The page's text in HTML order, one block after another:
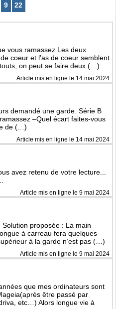
9 22
vous ramassez Les deux
coeur et l’as de coeur semblent
on peut se faire deux (…)
Article mis en ligne le 14 mai 2024
demandé une garde. Série B
–Quel écart faites-vous
de (…)
Article mis en ligne le 14 mai 2024
avez retenu de votre lecture...
Article mis en ligne le 9 mai 2024
proposée : La main
à carreau fera quelques
à la garde n’est pas (…)
Article mis en ligne le 9 mai 2024
que mes ordinateurs sont
être passé par
etc…) Alors longue vie à